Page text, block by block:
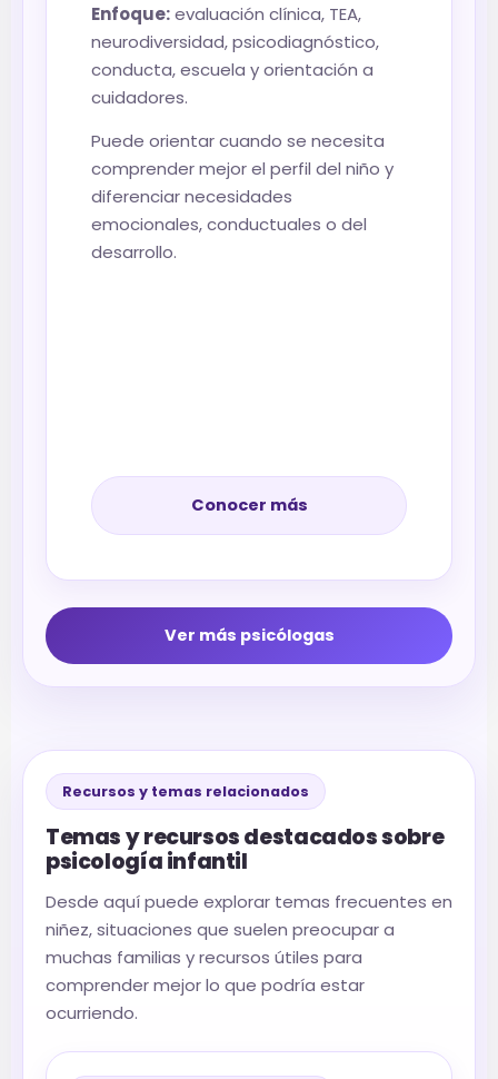
Enfoque:evaluación clínica, TEA,
neurodiversidad, psicodiagnóstico,
conducta, escuela y orientación a
cuidadores.
Puede orientar cuando se necesita
comprender mejor el perfil del niño y
diferenciar necesidades
emocionales, conductuales o del
desarrollo.
Conocer más
Ver más psicólogas
Recursos y temas relacionados
Temas y recursos destacados sobre
psicología infantil
Desde aquí puede explorar temas frecuentes en
niñez, situaciones que suelen preocupar a
muchas familias y recursos útiles para
comprender mejor lo que podría estar
ocurriendo.